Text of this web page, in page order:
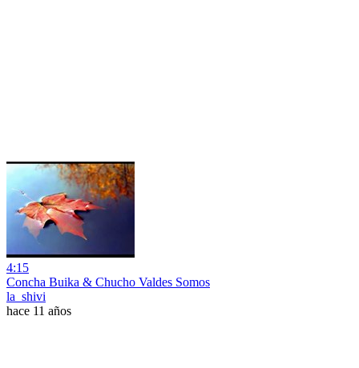
4:15
Concha Buika & Chucho Valdes Somos
la_shivi
hace 11 años